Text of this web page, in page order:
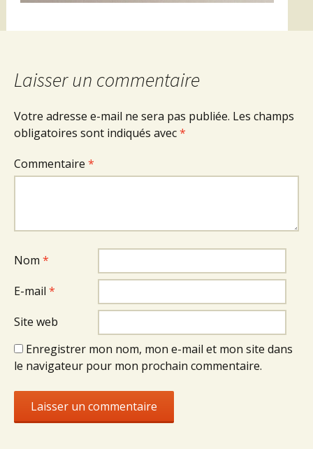
Laisser un commentaire
Votre adresse e-mail ne sera pas publiée. Les champs
obligatoires sont indiqués avec*
Commentaire *
Nom *
E-mail *
Site web
Enregistrer mon nom, mon e-mail et mon site dans
le navigateur pour mon prochain commentaire.